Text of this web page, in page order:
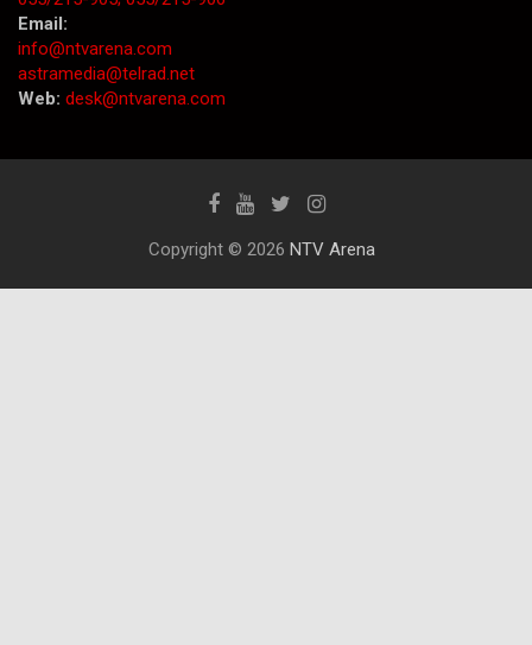
Email:
info@ntvarena.com
astramedia@telrad.net
Web: desk@ntvarena.com
Copyright © 2026 NTV Arena